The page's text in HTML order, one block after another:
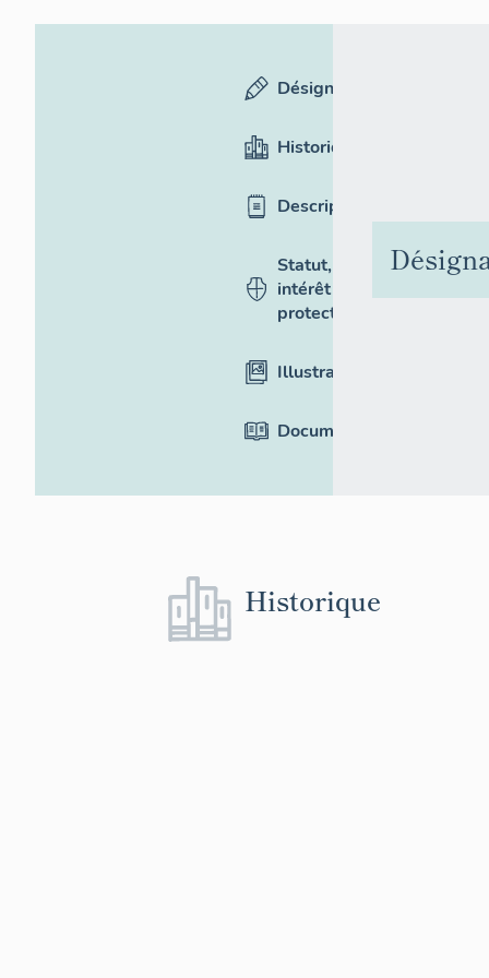
Désignation
Historique
Description
Statut,
intérêt et
protection
Illustrations
Documentation
Historique